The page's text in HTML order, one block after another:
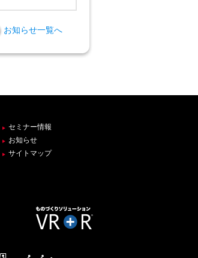
お知らせ一覧へ
セミナー情報
お知らせ
サイトマップ